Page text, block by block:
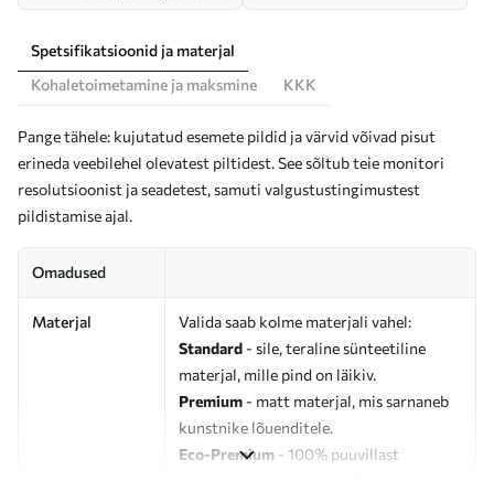
Spetsifikatsioonid ja materjal
Kohaletoimetamine ja maksmine
KKK
Pange tähele: kujutatud esemete pildid ja värvid võivad pisut
erineda veebilehel olevatest piltidest. See sõltub teie monitori
resolutsioonist ja seadetest, samuti valgustustingimustest
pildistamise ajal.
Omadused
Materjal
Valida saab kolme materjali vahel:
Standard - sile, teraline sünteetiline
materjal, mille pind on läikiv.
Premium - matt materjal, mis sarnaneb
kunstnike lõuenditele.
Eco-Premium - 100% puuvillast